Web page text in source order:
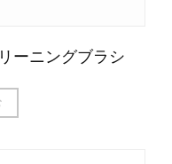
ーニングブラシ